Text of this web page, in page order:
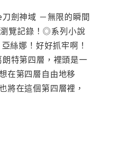
劍神域 －無限的瞬間
覽記錄！◎系列小說
絲娜！好好抓牢啊！
特第四層，裡頭是一
在第四層自由地移
將在這個第四層裡，